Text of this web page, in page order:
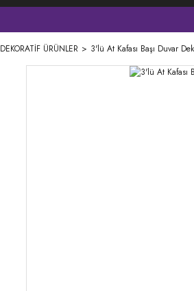
DEKORATİF ÜRÜNLER 3'lü At Kafası Başı Duvar